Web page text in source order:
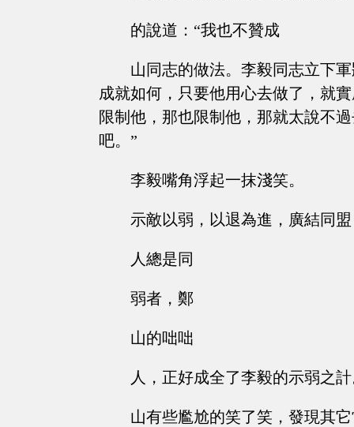
的說道：“我也不贊成
山同志的做法。李毅同志立下
成就如何，只要他用心去做了，就
限制他，那也限制他，那就太說不
吧。”
李毅嘴角浮起一抹淺笑。
示敵以弱，以退為進，廣結同
人總是同
弱者，鄭
山的咄咄
人，正好成全了李毅的示弱之
山有些尷尬的笑了笑，發現其